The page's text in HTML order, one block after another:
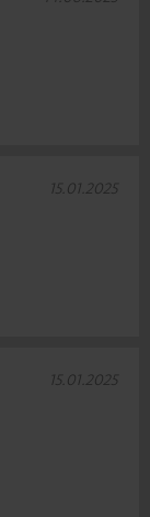
15.01.2025
15.01.2025